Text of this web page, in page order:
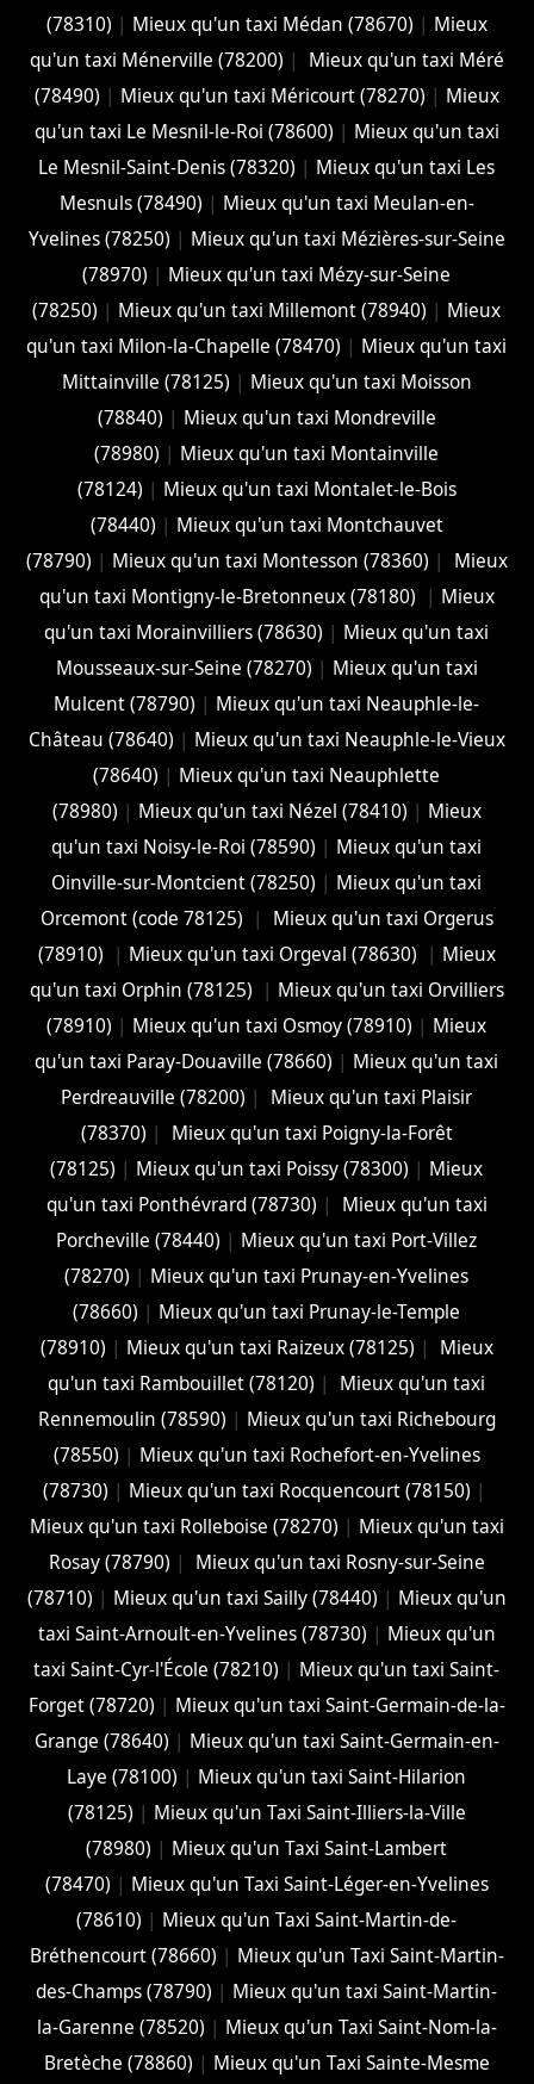
(78310) | Mieux qu'un taxi Médan (78670) | Mieux
qu'un taxi Ménerville (78200) |
Mieux qu'un taxi Méré
(78490) | Mieux qu'un taxi Méricourt (78270) | Mieux
qu'un taxi Le Mesnil-le-Roi (78600) | Mieux qu'un taxi
Le Mesnil-Saint-Denis (78320) | Mieux qu'un taxi Les
Mesnuls (78490) | Mieux qu'un taxi Meulan-en-
Yvelines (78250) | Mieux qu'un taxi Mézières-sur-Seine
(78970) | Mieux qu'un taxi Mézy-sur-Seine
(78250) | Mieux qu'un taxi Millemont (78940) | Mieux
qu'un taxi Milon-la-Chapelle (78470) | Mieux qu'un taxi
Mittainville (78125) | Mieux qu'un taxi Moisson
(78840) | Mieux qu'un taxi Mondreville
(78980) | Mieux qu'un taxi Montainville
(78124) | Mieux qu'un taxi Montalet-le-Bois
(78440) | Mieux qu'un taxi Montchauvet
(78790) | Mieux qu'un taxi Montesson (78360) |
Mieux
qu'un taxi Montigny-le-Bretonneux (78180)
| Mieux
qu'un taxi Morainvilliers (78630) | Mieux qu'un taxi
Mousseaux-sur-Seine (78270) | Mieux qu'un taxi
Mulcent (78790) | Mieux qu'un taxi Neauphle-le-
Château (78640) | Mieux qu'un taxi Neauphle-le-Vieux
(78640) | Mieux qu'un taxi Neauphlette
(78980) | Mieux qu'un taxi Nézel (78410) | Mieux
qu'un taxi Noisy-le-Roi (78590) | Mieux qu'un taxi
Oinville-sur-Montcient (78250) | Mieux qu'un taxi
Orcemont (code 78125)
|
Mieux qu'un taxi Orgerus
(78910)
| Mieux qu'un taxi Orgeval (78630) | Mieux
qu'un taxi Orphin (78125)
| Mieux qu'un taxi Orvilliers
(78910) | Mieux qu'un taxi Osmoy (78910) | Mieux
qu'un taxi Paray-Douaville (78660) | Mieux qu'un taxi
Perdreauville (78200) |
Mieux qu'un taxi Plaisir
(78370) |
Mieux qu'un taxi Poigny-la-Forêt
(78125) | Mieux qu'un taxi Poissy (78300) | Mieux
qu'un taxi Ponthévrard (78730) |
Mieux qu'un taxi
Porcheville (78440) | Mieux qu'un taxi Port-Villez
(78270) | Mieux qu'un taxi Prunay-en-Yvelines
(78660) | Mieux qu'un taxi Prunay-le-Temple
(78910) | Mieux qu'un taxi Raizeux (78125) |
Mieux
qu'un taxi Rambouillet (78120) |
Mieux qu'un taxi
Rennemoulin (78590) | Mieux qu'un taxi Richebourg
(78550) | Mieux qu'un taxi Rochefort-en-Yvelines
(78730) | Mieux qu'un taxi Rocquencourt (78150) |
Mieux qu'un taxi Rolleboise (78270) | Mieux qu'un taxi
Rosay (78790) |
Mieux qu'un taxi Rosny-sur-Seine
(78710) | Mieux qu'un taxi Sailly (78440) | Mieux qu'un
taxi Saint-Arnoult-en-Yvelines (78730) | Mieux qu'un
taxi Saint-Cyr-l'École (78210) | Mieux qu'un taxi Saint-
Forget (78720) | Mieux qu'un taxi Saint-Germain-de-la-
Grange (78640) | Mieux qu'un taxi Saint-Germain-en-
Laye (78100) | Mieux qu'un taxi Saint-Hilarion
(78125) | Mieux qu'un Taxi Saint-Illiers-la-Ville
(78980) | Mieux qu'un Taxi Saint-Lambert
(78470) | Mieux qu'un Taxi Saint-Léger-en-Yvelines
(78610) | Mieux qu'un Taxi Saint-Martin-de-
Bréthencourt (78660) | Mieux qu'un Taxi Saint-Martin-
des-Champs (78790) | Mieux qu'un taxi Saint-Martin-
la-Garenne (78520) | Mieux qu'un Taxi Saint-Nom-la-
Bretèche (78860) | Mieux qu'un Taxi Sainte-Mesme